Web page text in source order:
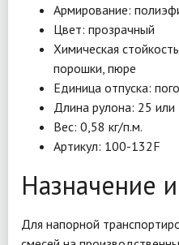
Армирование:
Цвет: прозрачный
Химическая
порошки, пюре
Единица отпуска:
Длина рулона: 25 или
Вес: 0,58 кг/п.м.
Артикул: 100-132F
Назначение
Для напорной